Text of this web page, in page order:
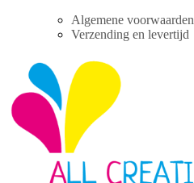
Algemene voorwaarden
Verzending en levertijd